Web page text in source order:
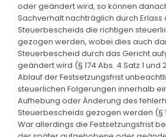
oder geändert wird, so können
Sachverhalt nachträglich durch
Steuerbescheids die richtigen
gezogen werden, wobei dies auch
Steuerbescheid durch das Gericht
geändert wird (§ 174 Abs. 4 Satz 1 und
Ablauf der Festsetzungsfrist
steuerlichen Folgerungen innerhalb
Aufhebung oder Änderung des
Steuerbescheids gezogen werden (§
War allerdings die Festsetzungsfrist